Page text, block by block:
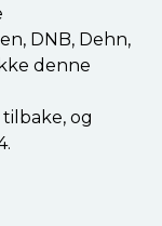
DNB, Dehn,
denne
og